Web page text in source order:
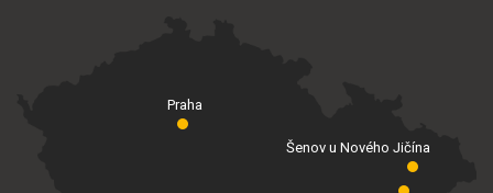
Praha
Šenov u Nového Jičína